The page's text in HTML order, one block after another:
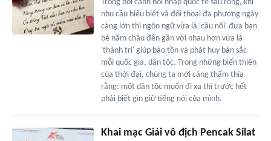
Trong bối cảnh hội nhập quốc tế sâu rộng, khi
nhu cầu hiểu biết và đối thoại đa phương ngày
càng lớn thì ngôn ngữ vừa là 'cầu nối' đưa bạn
bè năm châu đến gần với nhau hơn vừa là
'thành trì' giúp bảo tồn và phát huy bản sắc
mỗi quốc gia, dân tộc. Trong những biến thiên
của thời đại, chúng ta mới càng thấm thía
rằng: một dân tộc muốn đi xa thì trước hết
phải biết gìn giữ tiếng nói của mình.
Khai mạc Giải vô địch Pencak Silat